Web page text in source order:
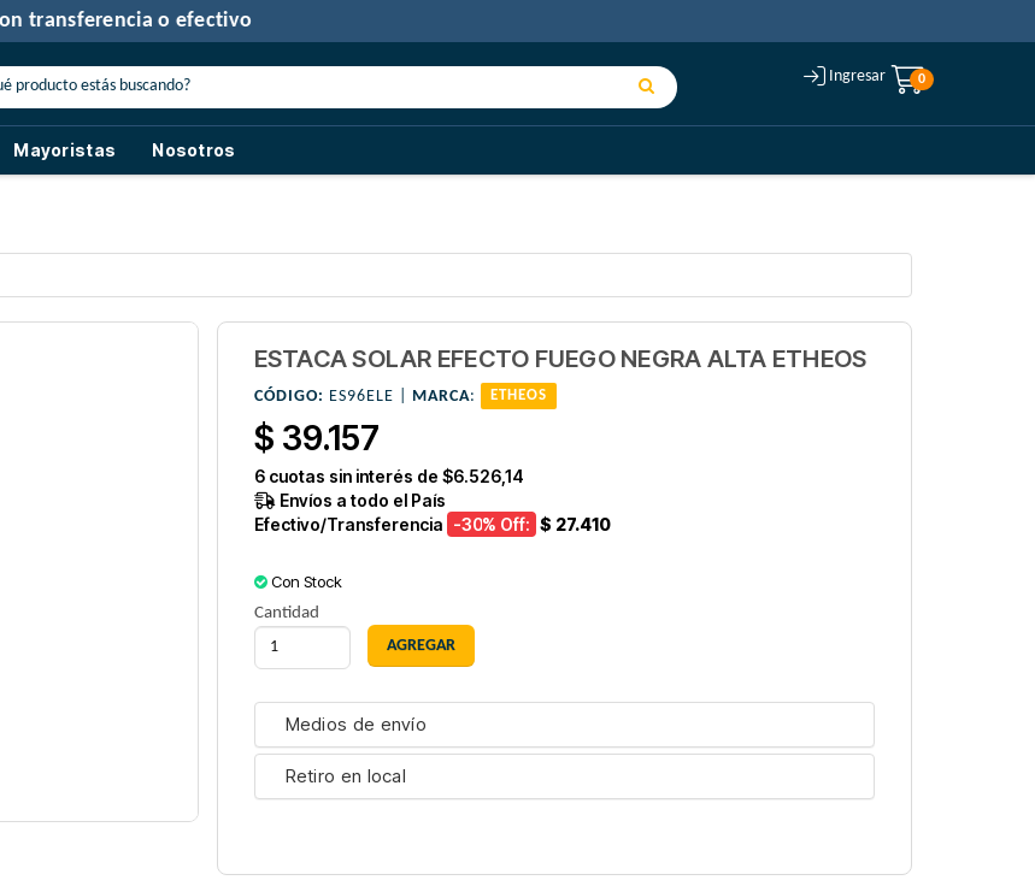
Ingresar 0
Mayoristas Nosotros
30% de descuentocon transferencia o efectivo
ESTACA SOLAR EFECTO FUEGO NEGRA ALTA ETHEOS
CÓDIGO: ES96ELE | MARCA: ETHEOS
$ 39.157
6cuotas sin interés de $6.526,14
Envíos a todo el País
Efectivo/Transferencia -30% Off: $ 27.410
Con Stock
Cantidad
Medios de envío
Retiro en local